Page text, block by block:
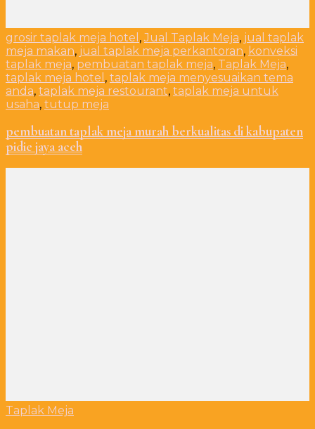
grosir taplak meja hotel ,Jual Taplak Meja, jual taplak
meja makan, jual taplak meja perkantoran, konveksi
taplak meja, pembuatan taplak meja, Taplak Meja,
taplak meja hotel , taplak meja menyesuaikan tema
anda, taplak meja restourant, taplak meja untuk
usaha, tutup meja
pembuatan taplak meja murah berkualitas di kabupaten
pidie jaya aceh
Taplak Meja